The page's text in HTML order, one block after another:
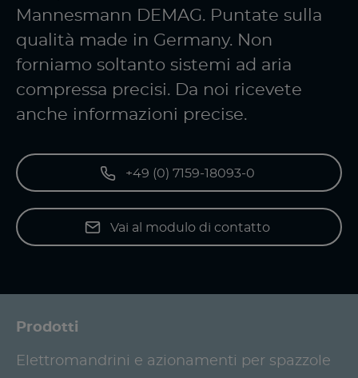
Mannesmann DEMAG. Puntate sulla
qualità made in Germany. Non
forniamo soltanto sistemi ad aria
compressa precisi. Da noi ricevete
anche informazioni precise.
+49 (0) 7159-18093-0
Vai al modulo di contatto
Prodotti
Elettromandrini e azionamenti per spazzole